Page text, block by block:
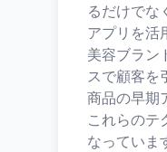
るだけでな
アプリを活
美容ブラン
スで顧客を
商品の早期
これらのテ
なっていま